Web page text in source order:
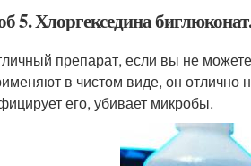
5. Хлоргекседина
препарат, если вы не
в чистом виде, он отлично
его, убивает микробы.